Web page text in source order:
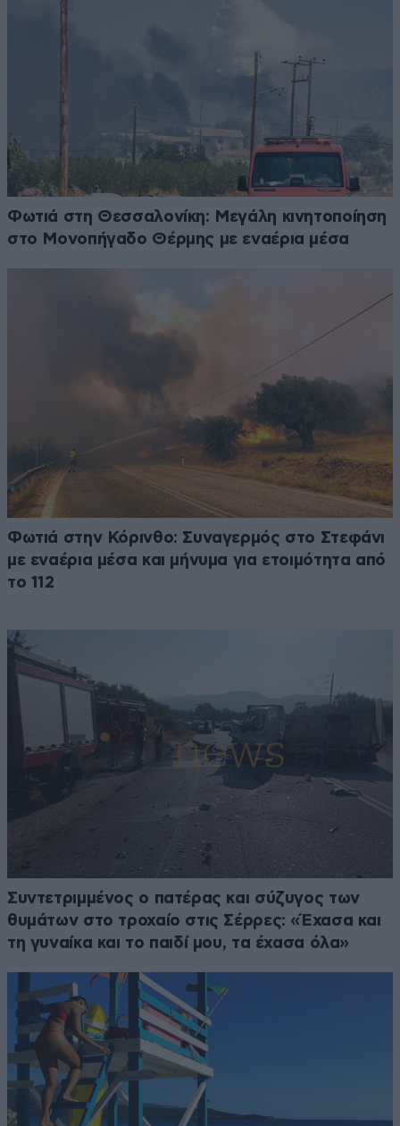
Φωτιά στη Θεσσαλονίκη: Μεγάλη κινητοποίηση
στο Μονοπήγαδο Θέρμης με εναέρια μέσα
Φωτιά στην Κόρινθο: Συναγερμός στο Στεφάνι
με εναέρια μέσα και μήνυμα για ετοιμότητα από
το 112
Συντετριμμένος ο πατέρας και σύζυγος των
θυμάτων στο τροχαίο στις Σέρρες: «Έχασα και
τη γυναίκα και το παιδί μου, τα έχασα όλα»